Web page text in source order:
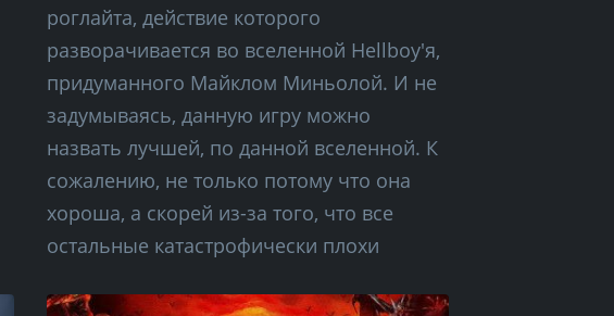
роглайта, действие которого
разворачивается во вселенной Hellboy'я,
придуманного Майклом Миньолой. И не
задумываясь, данную игру можно
назвать лучшей, по данной вселенной. К
сожалению, не только потому что она
хороша, а скорей из-за того, что все
остальные катастрофически плохи